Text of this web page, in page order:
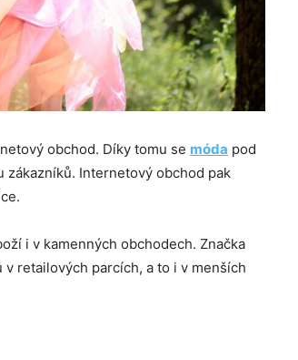
obchod. Díky tomu se móda pod
Internetový obchod pak
i v kamenných obchodech. Značka
retailových parcích, a to i v menších